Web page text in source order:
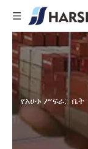
የአሁኑ ሥፍራ: ቤት